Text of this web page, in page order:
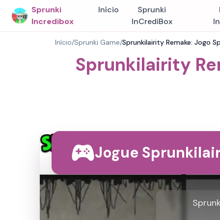
Sprunki
Incredibox
Início
Sprunki
InCrediBox
Início/Sprunki Game/Sprunkilairity Remake: Jogo
Sprunkilairity
Jogue